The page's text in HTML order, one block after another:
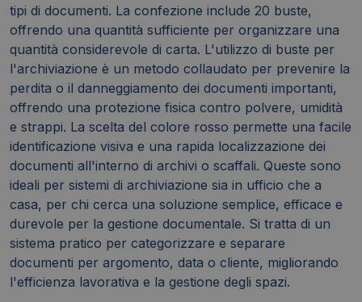
tipi di documenti. La confezione include 20 buste,
offrendo una quantità sufficiente per organizzare una
quantità considerevole di carta. L'utilizzo di buste per
l'archiviazione è un metodo collaudato per prevenire la
perdita o il danneggiamento dei documenti importanti,
offrendo una protezione fisica contro polvere, umidità
e strappi. La scelta del colore rosso permette una facile
identificazione visiva e una rapida localizzazione dei
documenti all'interno di archivi o scaffali. Queste sono
ideali per sistemi di archiviazione sia in ufficio che a
casa, per chi cerca una soluzione semplice, efficace e
durevole per la gestione documentale. Si tratta di un
sistema pratico per categorizzare e separare
documenti per argomento, data o cliente, migliorando
l'efficienza lavorativa e la gestione degli spazi.